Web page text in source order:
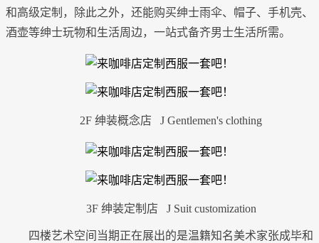
和高级定制，除此之外，还能购买绅士雨伞、帽子、手机壳、
酒壶等绅士玩物和生活周边，一站式备齐男士生活所需。
2F 绅装概念店 J Gentlemen's clothing
3F 绅装定制店 J Suit customization
四楼艺术空间当期正在展出的是温籍知名美术家张成毕和